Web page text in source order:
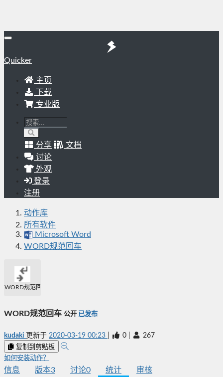
Quicker
主页
下载
专业版
分享
文档
讨论
外观
登录
注册
动作库
所有软件
Microsoft Word
WORD规范回车
WORD规范回车
WORD规范回车 公开 已发布
kudaki 更新于 2020-03-19 00:23 0 267
复制到剪贴板
如何安装动作？
信息 版本3 讨论0 统计
审核